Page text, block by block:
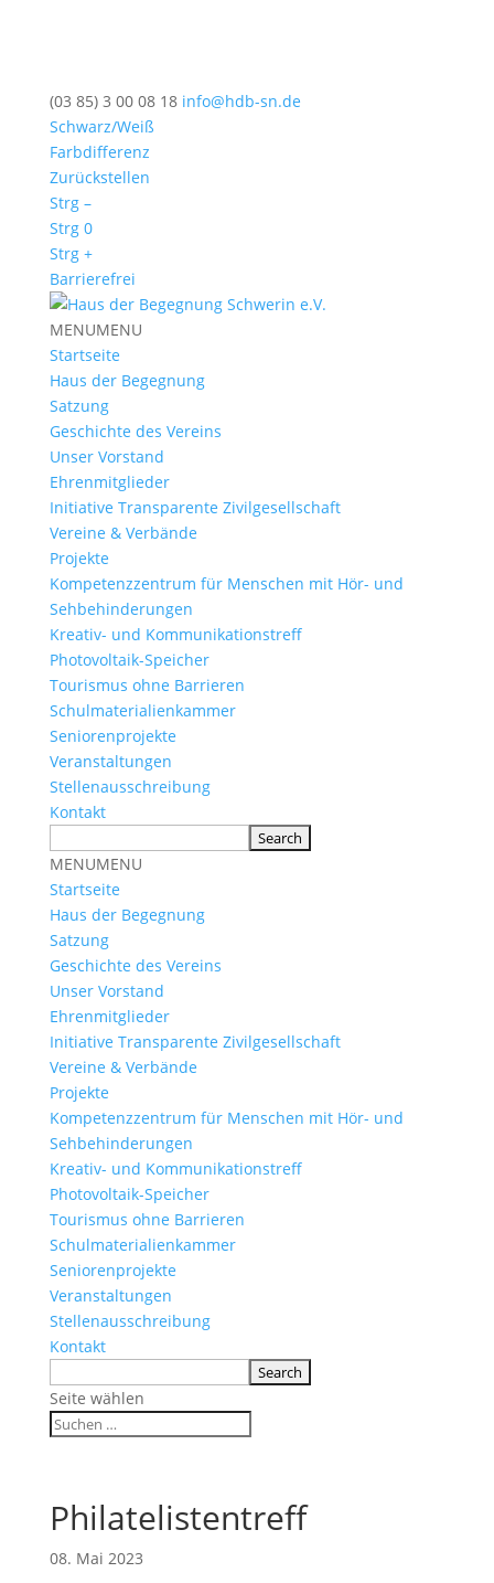
(03 85) 3 00 08 18 info@hdb-sn.de
Schwarz/Weiß
Farbdifferenz
Zurückstellen
Strg –
Strg 0
Strg +
Barrierefrei
MENUMENU
Startseite
Haus der Begegnung
Satzung
Geschichte des Vereins
Unser Vorstand
Ehrenmitglieder
Initiative Transparente Zivilgesellschaft
Vereine & Verbände
Projekte
Kompetenzzentrum für Menschen mit Hör- und
Sehbehinderungen
Kreativ- und Kommunikationstreff
Photovoltaik-Speicher
Tourismus ohne Barrieren
Schulmaterialienkammer
Seniorenprojekte
Veranstaltungen
Stellenausschreibung
Kontakt
MENUMENU
Startseite
Haus der Begegnung
Satzung
Geschichte des Vereins
Unser Vorstand
Ehrenmitglieder
Initiative Transparente Zivilgesellschaft
Vereine & Verbände
Projekte
Kompetenzzentrum für Menschen mit Hör- und
Sehbehinderungen
Kreativ- und Kommunikationstreff
Photovoltaik-Speicher
Tourismus ohne Barrieren
Schulmaterialienkammer
Seniorenprojekte
Veranstaltungen
Stellenausschreibung
Kontakt
Seite wählen
Philatelistentreff
08. Mai 2023